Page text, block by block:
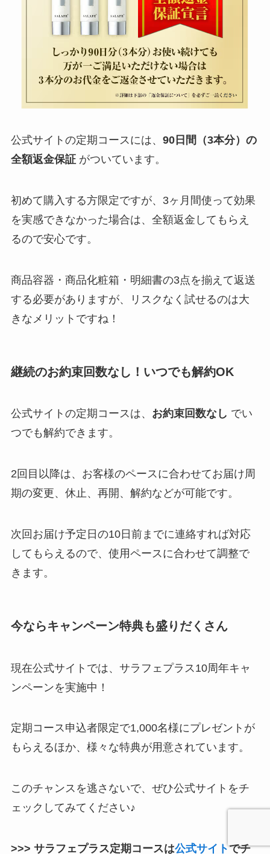
公式サイトの定期コースには、 90日間（3本分）の
全額返金保証がついています。
初めて購入する方限定ですが、3ヶ月間使って効果
を実感できなかった場合は、全額返金してもらえ
るので安心です。
商品容器・商品化粧箱・明細書の3点を揃えて返送
する必要がありますが、リスクなく試せるのは大
きなメリットですね！
継続のお約束回数なし！いつでも解約OK
公式サイトの定期コースは、 お約束回数なし でい
つでも解約できます。
2回目以降は、お客様のペースに合わせてお届け周
期の変更、休止、再開、解約などが可能です。
次回お届け予定日の10日前までに連絡すれば対応
してもらえるので、使用ペースに合わせて調整で
きます。
今ならキャンペーン特典も盛りだくさん
現在公式サイトでは、サラフェプラス10周年キャ
ンペーンを実施中！
定期コース申込者限定で1,000名様にプレゼントが
もらえるほか、様々な特典が用意されています。
このチャンスを逃さないで、ぜひ公式サイトをチ
ェックしてみてください♪
>>> サラフェプラス定期コースは公式サイトでチ